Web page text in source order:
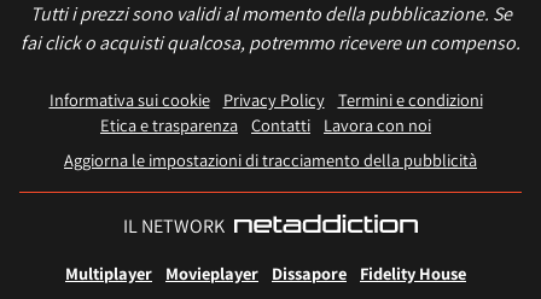
Tutti i prezzi sono validi al momento della pubblicazione. Se
fai click o acquisti qualcosa, potremmo ricevere un compenso.
Informativa sui cookie Privacy Policy
Termini e condizioni
Etica e trasparenza Contatti
Lavora con noi
Aggiorna le impostazioni di tracciamento della pubblicità
IL NETWORK
Multiplayer Movieplayer Dissapore
Fidelity House